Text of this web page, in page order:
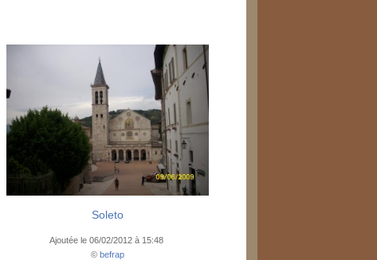
Soleto
Ajoutée le 06/02/2012 à 15:48
© befrap